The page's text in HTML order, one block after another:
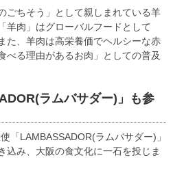
ごちそう」として親しまれている羊
羊肉」はグローバルフードとして
た、羊肉は高栄養価でヘルシーな赤
べる理由があるお肉」としての普及
ラムバサダー)」も参
「LAMBASSADOR(ラムバサダー)」
込み、大阪の食文化に一石を投じま